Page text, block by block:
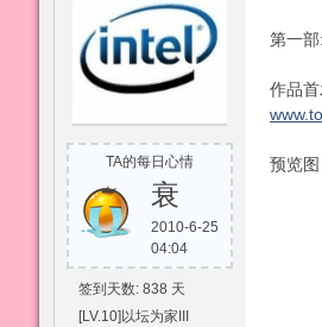
方
TA的每日心情
衰
2010-6-25
04:04
签到天数: 838 天
[LV.10]以坛为家III
第一部:
作品
预览图